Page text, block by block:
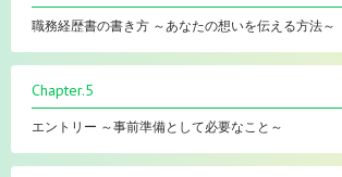
職務経歴書の書き方 ～あなたの想いを伝える方法～
Chapter.5
エントリー ～事前準備として必要なこと～